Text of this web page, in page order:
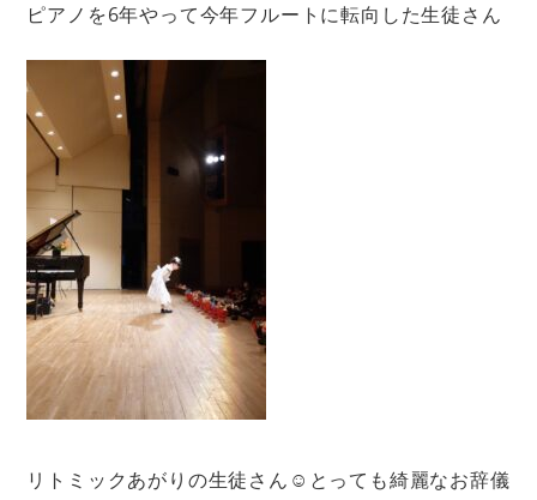
ピアノを6年やって今年フルートに転向した生徒さん
リトミックあがりの生徒さん☺︎とっても綺麗なお辞儀